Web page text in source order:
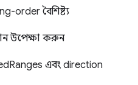
order বৈশিষ্ট্য
উপেক্ষা করুন
এবং direction